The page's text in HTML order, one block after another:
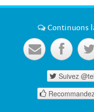
 Continuons
  
 Suivez
